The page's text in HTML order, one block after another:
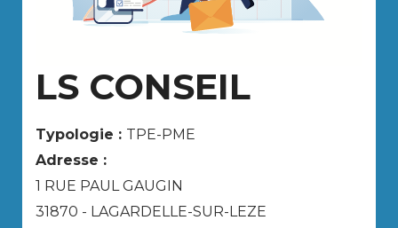
LS CONSEIL
Typologie : TPE-PME
Adresse :
1 RUE PAUL GAUGIN
31870 - LAGARDELLE-SUR-LEZE